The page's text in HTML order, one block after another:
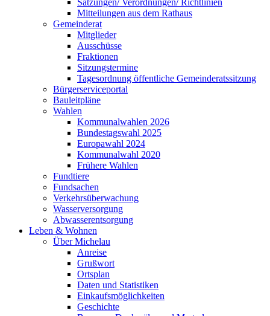
Satzungen/ Verordnungen/ Richtlinien
Mitteilungen aus dem Rathaus
Gemeinderat
Mitglieder
Ausschüsse
Fraktionen
Sitzungstermine
Tagesordnung öffentliche Gemeinderatssitzung
Bürgerserviceportal
Bauleitpläne
Wahlen
Kommunalwahlen 2026
Bundestagswahl 2025
Europawahl 2024
Kommunalwahl 2020
Frühere Wahlen
Fundtiere
Fundsachen
Verkehrsüberwachung
Wasserversorgung
Abwasserentsorgung
Leben & Wohnen
Über Michelau
Anreise
Grußwort
Ortsplan
Daten und Statistiken
Einkaufsmöglichkeiten
Geschichte